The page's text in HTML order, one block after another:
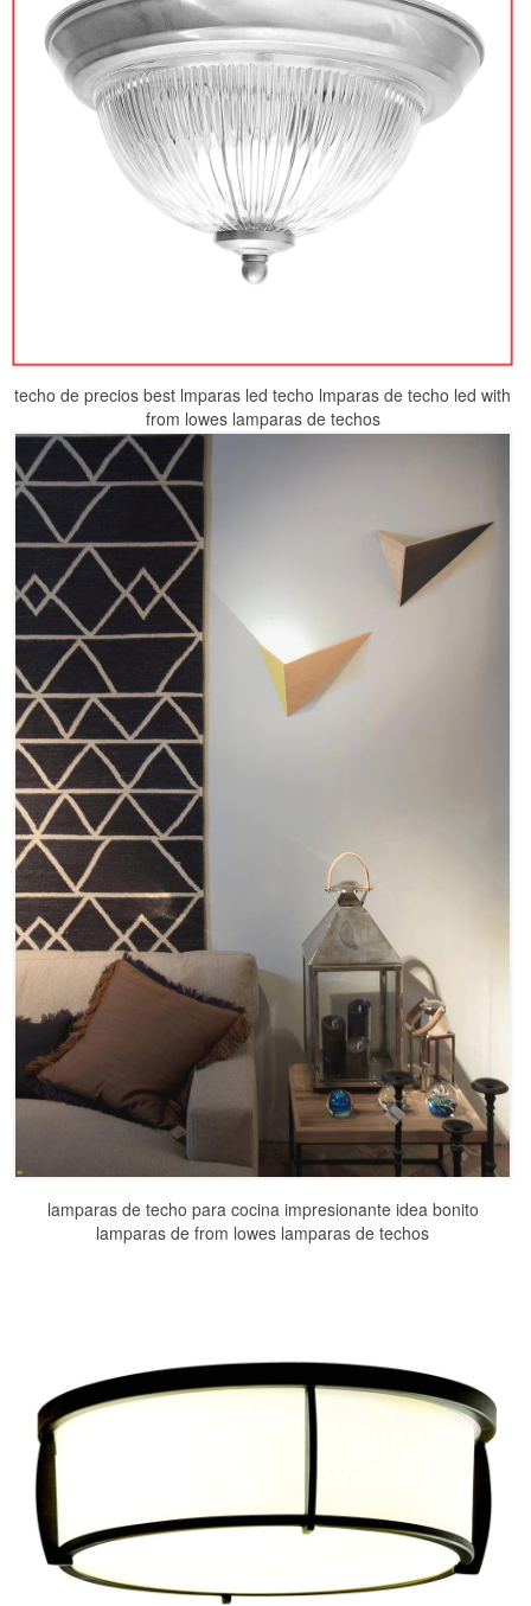
techo de precios best lmparas led techo lmparas de techo led with
from lowes lamparas de techos
lamparas de techo para cocina impresionante idea bonito
lamparas de from lowes lamparas de techos